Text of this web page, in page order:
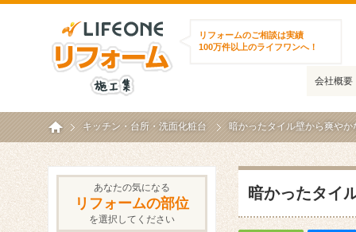
リフォームのご相談は実績
100万件以上のライフワンへ！
会社概要
ホームキッチン・台所 ・ 洗面化粧台 暗かったタイル壁から爽や
暗かったタイ
あなたの気になる
リフォームの部位
を選択してください